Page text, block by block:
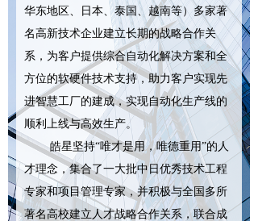
华东地区、日本、泰国、越南等）多家著
名高新技术企业建立长期的战略合作关
系，为客户提供综合自动化解决方案和全
方位的软硬件技术支持，助力客户实现先
进智慧工厂的建成，实现自动化生产线的
顺利上线与高效生产。
皓星坚持“唯才是用，唯德重用”的人
才理念，集合了一大批中日优秀技术工程
专家和项目管理专家，并积极与全国多所
著名高校建立人才战略合作关系，联合成